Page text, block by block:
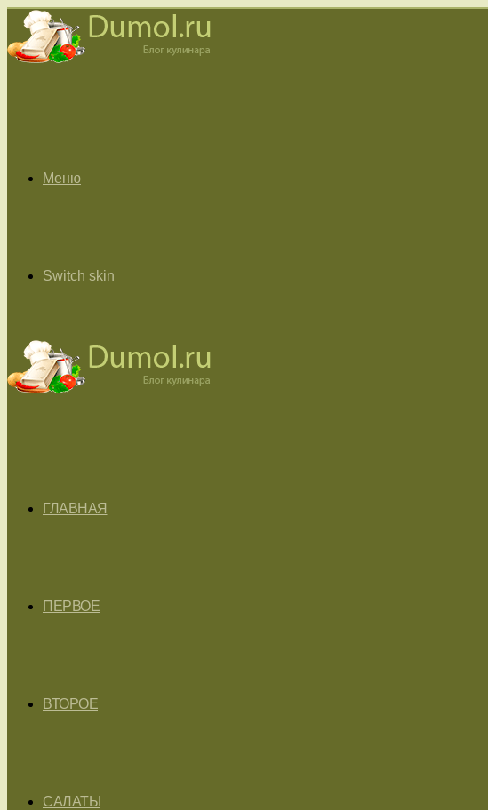
Меню
Switch skin
ГЛАВНАЯ
ПЕРВОЕ
ВТОРОЕ
САЛАТЫ